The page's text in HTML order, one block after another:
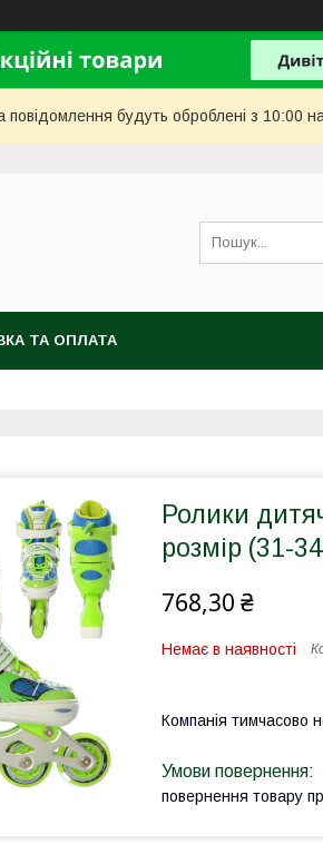
повідомлення будуть оброблені з 10:00
ТА ОПЛАТА
Ролики
розмір (31-
768,30 ₴
Немає в наявності
Компанія тимчасово
повернення товару